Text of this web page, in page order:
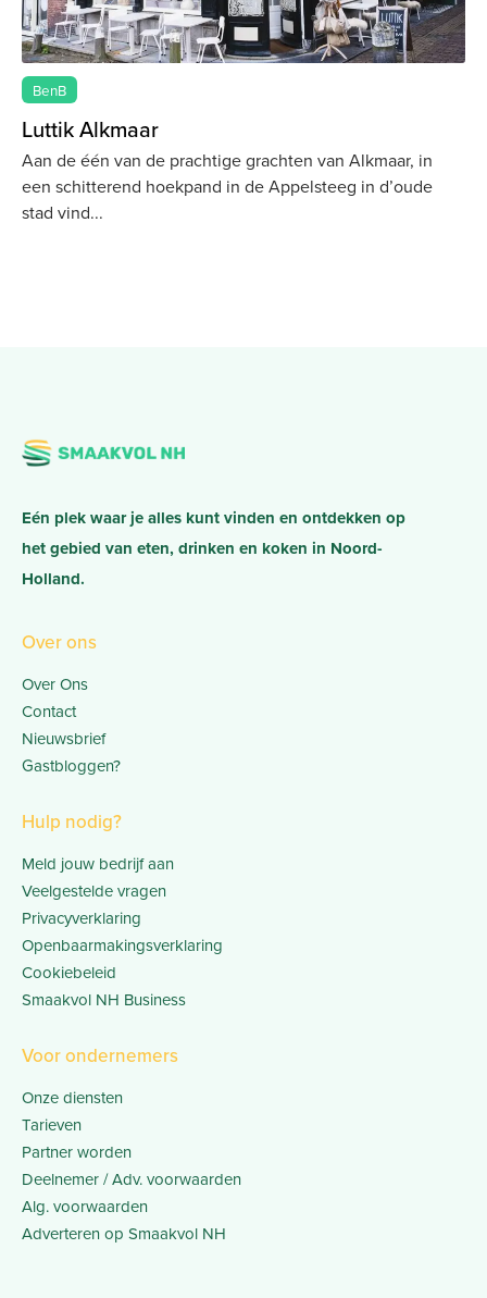
BenB
Luttik Alkmaar
Aan de één van de prachtige grachten van Alkmaar, in
een schitterend hoekpand in de Appelsteeg in d’oude
stad vind
Eén plek waar je alles kunt vinden en ontdekken op
het gebied van eten, drinken en koken in Noord-
Holland.
Over ons
Over Ons
Contact
Nieuwsbrief
Gastbloggen?
Hulp nodig?
Meld jouw bedrijf aan
Veelgestelde vragen
Privacyverklaring
Openbaarmakingsverklaring
Cookiebeleid
Smaakvol NH Business
Voor ondernemers
Onze diensten
Tarieven
Partner worden
Deelnemer / Adv. voorwaarden
Alg. voorwaarden
Adverteren op Smaakvol NH